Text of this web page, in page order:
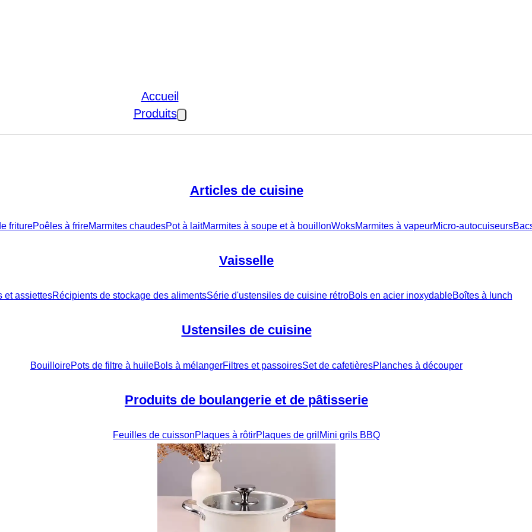
Accueil
Produits
Articles de cuisine
friturePoêles à frireMarmites chaudesPot à laitMarmites à soupe et à bouillonWoksMarmites à vapeurMicro-autocuiseurs
Vaisselle
et assiettesRécipients de stockage des alimentsSérie d'ustensiles de cuisine rétroBols en acier inoxydableBoîtes à lunch
Ustensiles de cuisine
BouilloirePots de filtre à huileBols à mélangerFiltres et passoiresSet de cafetièresPlanches à découper
Produits de boulangerie et de pâtisserie
Feuilles de cuissonPlaques à rôtirPlaques de gril Mini grils BBQ